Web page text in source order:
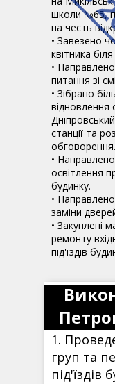
школи №65,
на честь
• Завезено
квітника
•
питання зі
• Зібрано
відновлення
станції та
обговорення.
•
освітлення
будинку.
•
заміни
• Закуплені
ремонту
під'їздів
1.
груп та
під'їздів